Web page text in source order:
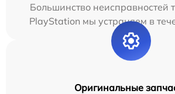
Большинство неисправностей
PlayStation мы устраняем в
Оригинальные